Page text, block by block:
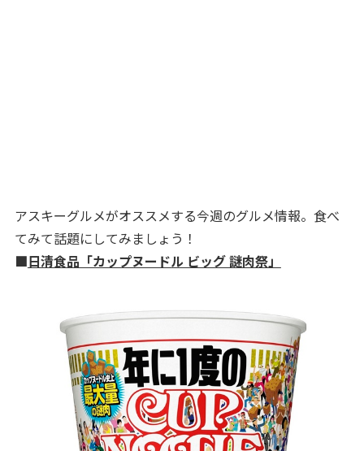
アスキーグルメがオススメする今週のグルメ情報。食べ
てみて話題にしてみましょう！
■日清食品「カップヌードル ビッグ 謎肉祭」